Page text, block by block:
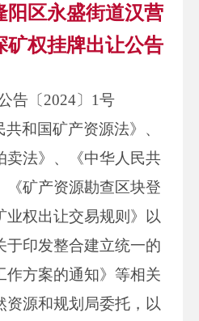
阳区永盛街道汉营
矿权挂牌出让公告
告〔2024〕1号
和国矿产资源法》、
卖法》、《中华人民共
《矿产资源勘查区块登
业权出让交易规则》以
于印发整合建立统一的
作方案的通知》等相关
资源和规划局委托，以